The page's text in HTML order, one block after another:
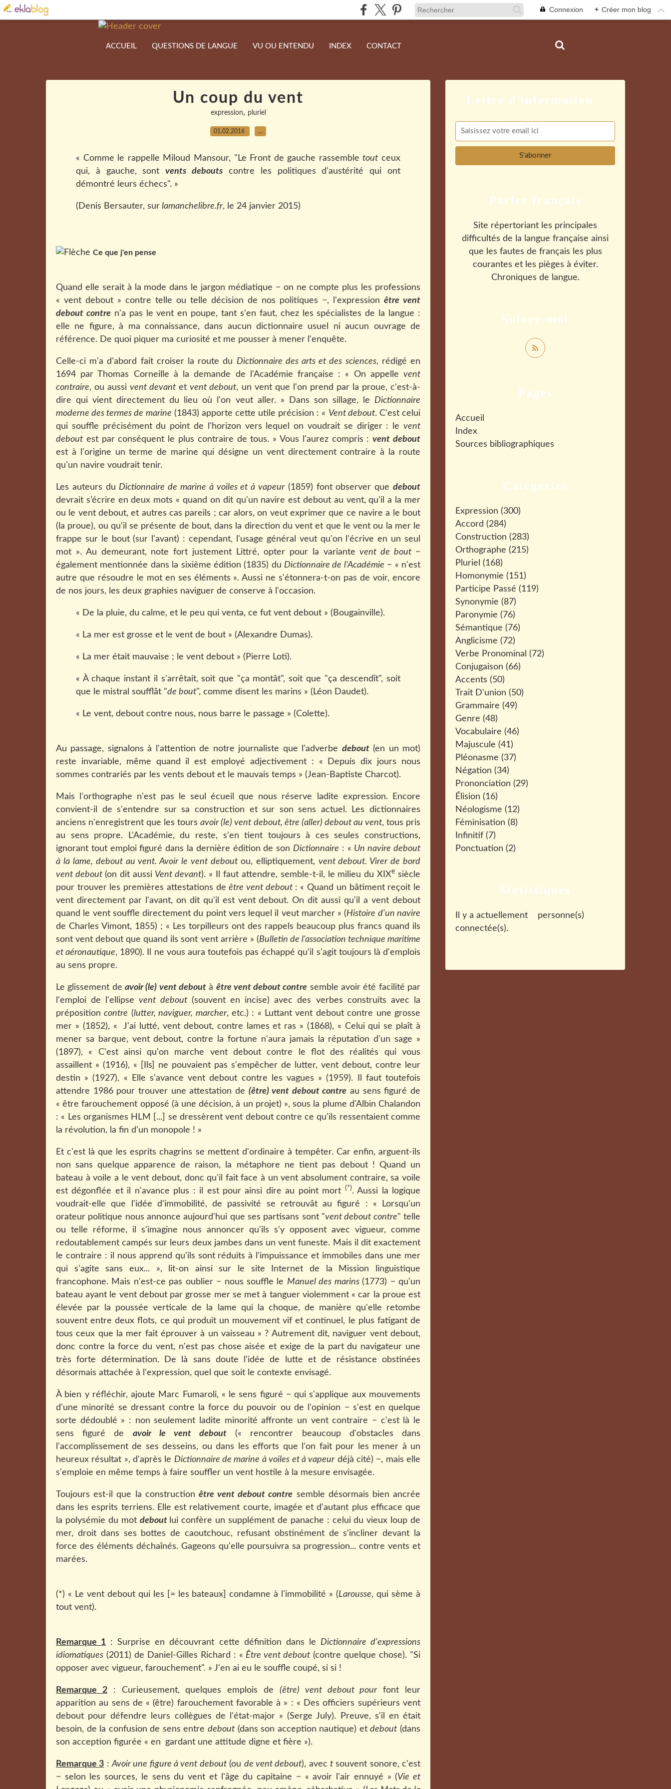
Connexion + Créer mon blog
ACCUEIL QUESTIONS DE LANGUE VU OU ENTENDU INDEX CONTACT
Un coup du vent
expression, pluriel
01.02.2016 …
« Comme le rappelle Miloud Mansour, "Le Front de gauche rassembletout ceux
qui, à gauche, sontvents debouts contre les politiques d'austérité qui ont
démontré leurs échecs". »
(Denis Bersauter, sur lamanchelibre.fr, le 24 janvier 2015)
Ce que j'en pense
Quand elle serait à la mode dans le jargon médiatique − on ne compte plus les professions
« vent debout » contre telle ou telle décision de nos politiques −, l'expression être vent
debout contren'a pas le vent en poupe, tant s'en faut, chez les spécialistes de la langue :
elle ne figure, à ma connaissance, dans aucun dictionnaire usuel ni aucun ouvrage de
référence. De quoi piquer ma curiosité et me pousser à mener l'enquête.
Celle-ci m'a d'abord fait croiser la route du Dictionnaire des arts et des sciences, rédigé en
1694 par Thomas Corneille à la demande de l'Académie française : « On appelle vent
contraire, ou aussivent devant etvent debout, un vent que l'on prend par la proue, c'est-à-
dire qui vient directement du lieu où l'on veut aller. » Dans son sillage, le Dictionnaire
moderne des termes de marine (1843) apporte cette utile précision : « Vent debout. C'est celui
qui souffle précisément du point de l'horizon vers lequel on voudrait se diriger : le vent
debout est par conséquent le plus contraire de tous. » Vous l'aurez compris :vent debout
est à l'origine un terme de marine qui désigne un vent directement contraire à la route
qu'un navire voudrait tenir.
Les auteurs du Dictionnaire de marine à voiles et à vapeur(1859) font observer quedebout
devrait s’écrire en deux mots « quand on dit qu'un navire est debout au vent, qu'il a la mer
ou le vent debout, et autres cas pareils ; car alors, on veut exprimer que ce navire a le bout
(la proue), ou qu'il se présente de bout, dans la direction du vent et que le vent ou la mer le
frappe sur le bout (sur l'avant) : cependant, l'usage général veut qu'on l'écrive en un seul
mot ». Au demeurant, note fort justement Littré, opter pour la variantevent de bout −
également mentionnée dans la sixième édition (1835) du Dictionnaire de l'Académie − « n'est
autre que résoudre le mot en ses éléments ». Aussi ne s'étonnera-t-on pas de voir, encore
de nos jours, les deux graphies naviguer de conserve à l'occasion.
« De la pluie, du calme, et le peu qui venta, ce fut vent debout » (Bougainville).
« La mer est grosse et le vent de bout » (Alexandre Dumas).
« La mer était mauvaise ; le vent debout » (Pierre Loti).
« À chaque instant il s'arrêtait, soit que "ça montât", soit que "ça descendît", soit
que le mistral soufflât "de bout", comme disent les marins » (Léon Daudet).
« Le vent, debout contre nous, nous barre le passage » (Colette).
Au passage, signalons à l'attention de notre journaliste que l'adverbe debout(en un mot)
reste invariable, même quand il est employé adjectivement : «
Depuis dix jours nous
sommes contrariés par les vents debout et le mauvais temps » (Jean-Baptiste Charcot).
Mais l'orthographe n'est pas le seul écueil que nous réserve ladite expression.
Encore
convient-il de s'entendre sur sa construction et sur son sens actuel. Les dictionnaires
anciens n'enregistrent que les toursavoir (le) vent debout, être (aller) debout au vent, tous pris
au sens propre. L'Académie, du reste, s'en tient toujours à ces seules constructions,
ignorant tout emploi figuré dans la dernière édition de son Dictionnaire : « Un navire debout
à la lame, debout au vent.Avoir le vent debout ou, elliptiquement, vent debout. Virer de bord
vent debout (on dit aussi Vent devant). » Il faut attendre, semble-t-il, le milieu du XIXe siècle
pour trouver les premières attestations deêtre vent debout : « Quand un bâtiment reçoit le
vent directement par l'avant, on dit qu'il est vent debout. On dit aussi qu'il a vent debout
quand le vent souffle directement du point vers lequel il veut marcher » (Histoire d'un navire
de Charles Vimont, 1855) ; « Les torpilleurs ont des rappels beaucoup plus francs quand ils
sont vent debout que quand ils sont vent arrière » (Bulletin de l'association technique maritime
et aéronautique, 1890). Il ne vous aura toutefois pas échappé qu'il s'agit toujours là d'emplois
au sens propre.
Le glissement de avoir (le) vent deboutà être vent debout contre semble avoir été facilité par
l'emploi de l'ellipsevent debout(souvent en incise) avec des verbes construits avec la
prépositioncontre (lutter, naviguer, marcher, etc.) : « Luttant vent debout contre une grosse
mer » (1852), « J'ai lutté, vent debout, contre lames et ras » (1868), « Celui qui se plaît à
mener sa barque, vent debout, contre la fortune n'aura jamais la réputation d'un sage »
(1897), « C'est ainsi qu'on marche vent debout contre le flot des réalités qui vous
assaillent » (1916), « [Ils] ne pouvaient pas s'empêcher de lutter, vent debout, contre leur
destin » (1927), « Elle s'avance vent debout contre les vagues » (1959). Il faut toutefois
attendre 1986 pour trouver une attestation de (être) vent debout contre au sens figuré de
« être farouchement opposé (à une décision, à un projet) », sous la plume d'Albin Chalandon
: « Les organismes HLM [...] se dressèrent vent debout contre ce qu'ils ressentaient comme
la révolution, la fin d'un monopole ! »
Et c'est là que les esprits chagrins se mettent d'ordinaire à tempêter. Car enfin, arguent-ils
non sans quelque apparence de raison, la métaphore ne tient pas debout ! Quand un
bateau à voile a le vent debout, donc qu'il fait face à un vent absolument contraire, sa voile
est dégonflée et il n'avance plus : il est pour ainsi dire au point mort (*). Aussi la logique
voudrait-elle que l'idée d'immobilité, de passivité se retrouvât au figuré : « Lorsqu'un
orateur politique nous annonce aujourd'hui que ses partisans sont "vent debout contre" telle
ou telle réforme, il s'imagine nous annoncer qu'ils s'y opposent avec vigueur, comme
redoutablement campés sur leurs deux jambes dans un vent funeste. Mais il dit exactement
le contraire : il nous apprend qu'ils sont réduits à l'impuissance et immobiles dans une mer
qui s'agite sans eux... », lit-on ainsi sur le site Internet de la Mission linguistique
francophone. Mais n'est-ce pas oublier − nous souffle le Manuel des marins(1773) − qu'un
bateau ayant le vent debout par grosse mer se met à tanguer violemment « car la proue est
élevée par la poussée verticale de la lame qui la choque, de manière qu'elle retombe
souvent entre deux flots, ce qui produit un mouvement vif et continuel, le plus fatigant de
tous ceux que la mer fait éprouver à un vaisseau » ? Autrement dit, naviguer vent debout,
donc contre la force du vent, n'est pas chose aisée et exige de la part du navigateur une
très forte détermination. De là sans doute l'idée de lutte et de résistance obstinées
désormais attachée à l'expression, quel que soit le contexte envisagé.
À bien y réfléchir, ajoute Marc Fumaroli, « le sens figuré − qui s'applique aux mouvements
d'une minorité se dressant contre la force du pouvoir ou de l'opinion − s'est en quelque
sorte dédoublé » : non seulement ladite minorité affronte un vent contraire − c'est là le
sens figuré de avoir le vent debout (« rencontrer beaucoup d'obstacles dans
l'accomplissement de ses desseins, ou dans les efforts que l'on fait pour les mener à un
heureux résultat », d'après le Dictionnaire de marine à voiles et à vapeurdéjà cité) −, mais elle
s'emploie en même temps à faire souffler un vent hostile à la mesure envisagée.
Toujours est-il que la construction être vent debout contre semble désormais bien ancrée
dans les esprits terriens. Elle est relativement courte, imagée et d'autant plus efficace que
la polysémie du mot debout lui confère un supplément de panache : celui du vieux loup de
mer, droit dans ses bottes de caoutchouc, refusant obstinément de s'incliner devant la
force des éléments déchaînés. Gageons qu'elle poursuivra sa progression... contre vents et
marées.
(*) « Le vent debout qui les [= les bateaux] condamne à l'immobilité » (Larousse, qui sème à
tout vent).
Remarque 1 : Surprise en découvrant cette définition dans le Dictionnaire d'expressions
idiomatiques (2011) de Daniel-Gilles Richard : « Être vent debout (contre quelque chose). "Si
opposer avec vigueur, farouchement". » J'en ai eu le souffle coupé, si si !
Remarque 2: Curieusement, quelques emplois de (être) vent debout pourfont leur
apparition au sens de « (être) farouchement favorable à » : « Desofficiers supérieurs vent
debout pour défendre leurs collègues de l'état-major » (Serge July). Preuve, s'il en était
besoin, de la confusion de sens entre debout (dans son acception nautique) etdebout (dans
son acception figurée « en
gardant une attitude digne et fière »).
Remarque 3 :Avoir une figure à vent debout(ou de vent debout), avec t souvent sonore, c'est
− selon les sources, le sens du vent et l'âge du capitaine − « avoir l'air ennuyé » (Vie et
Catégories
Expression (300)
Accord (284)
Construction (283)
Orthographe (215)
Pluriel (168)
Homonymie (151)
Participe Passé (119)
Synonymie (87)
Paronymie (76)
Sémantique (76)
Anglicisme (72)
Verbe Pronominal (72)
Conjugaison (66)
Accents (50)
Trait D'union (50)
Grammaire (49)
Genre (48)
Vocabulaire (46)
Majuscule (41)
Pléonasme (37)
Négation (34)
Prononciation (29)
Élision (16)
Néologisme (12)
Féminisation (8)
Infinitif (7)
Ponctuation (2)
Pages
Accueil
Index
Sources bibliographiques
Suivez-moi
Parler français
Site répertoriant les principales
difficultés de la langue française ainsi
que les fautes de français les plus
courantes et les pièges à éviter.
Chroniques de langue.
Statistiques
Il y a actuellement
personne(s)
connectée(s).